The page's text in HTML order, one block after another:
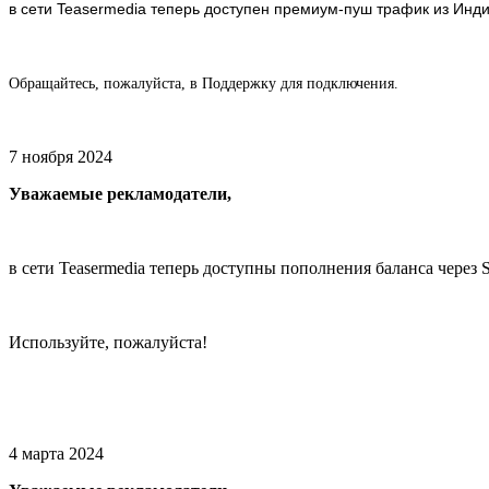
в сети Teasermedia теперь доступен премиум-пуш трафик из
Обращайтесь, пожалуйста, в Поддержку для подключения.
7 ноября 2024
Уважаемые рекламодатели,
в сети Teasermedia теперь доступны пополнения баланса через
Используйте, пожалуйста!
4 марта 2024